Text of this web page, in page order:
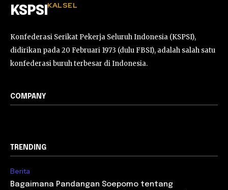
KSPSI KALSEL
Konfederasi Serikat Pekerja Seluruh Indonesia (KSPSI),
didirikan pada 20 Februari 1973 (dulu FBSI), adalah salah satu
konfederasi buruh terbesar di Indonesia.
COMPANY
TRENDING
Berita
Bagaimana Pandangan Soepomo tentang